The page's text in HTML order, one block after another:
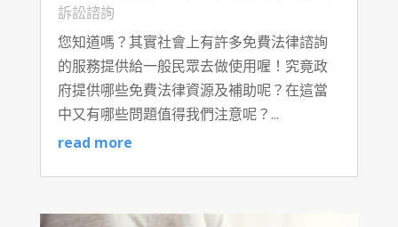
訴訟諮詢
您知道嗎？其實社會上有許多免費法律諮詢
的服務提供給一般民眾去做使用喔！究竟政
府提供哪些免費法律資源及補助呢？在這當
中又有哪些問題值得我們注意呢？...
read more